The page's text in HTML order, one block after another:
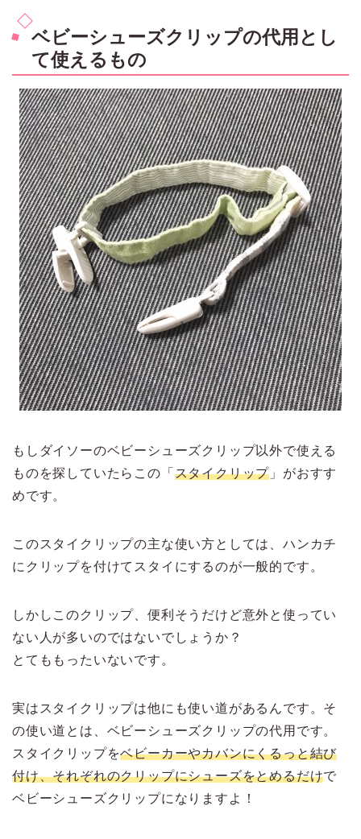
ベビーシューズクリップの代用とし
て使えるもの
もしダイソーのベビーシューズクリップ以外で使える
ものを探していたらこの「 スタイクリップ 」がおすす
めです。
このスタイクリップの主な使い方としては、ハンカチ
にクリップを付けてスタイにするのが一般的です。
しかしこのクリップ、便利そうだけど意外と使ってい
ない人が多いのではないでしょうか？
とてももったいないです。
実はスタイクリップは他にも使い道があるんです。そ
の使い道とは、ベビーシューズクリップの代用です。
スタイクリップをベビーカーやカバンにくるっと結び
付け、それぞれのクリップにシューズをとめるだけで
ベビーシューズクリップになりますよ！